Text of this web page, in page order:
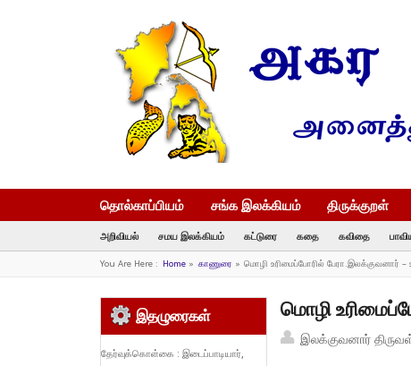
தொல்காப்பியம் சங்க இலக்கியம் திருக்குறள்
அறிவியல் சமய இலக்கியம் கட்டுரை கதை கவிதை
You Are Here : Home» காணுரை » மொழி உரிமைப்போரில் பேரா.இலக்குவனார்
மொழி
இலக்குவனார்
இதழுரைகள்
தேர்வுக்கொள்கை : இடைப்பாடியார்,